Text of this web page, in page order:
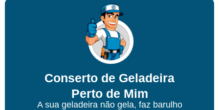
Conserto de Geladeira
Perto de Mim
A sua geladeira não gela, faz barulho